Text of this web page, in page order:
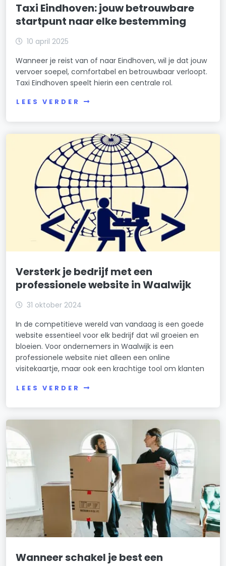
Taxi Eindhoven: jouw betrouwbare
startpunt naar elke bestemming
10 april 2025
Wanneer je reist van of naar Eindhoven, wil je dat jouw
vervoer soepel, comfortabel en betrouwbaar verloopt.
Taxi Eindhoven speelt hierin een centrale rol.
LEES VERDER
Versterk je bedrijf met een
professionele website in Waalwijk
31 oktober 2024
In de competitieve wereld van vandaag is een goede
website essentieel voor elk bedrijf dat wil groeien en
bloeien. Voor ondernemers in Waalwijk is een
professionele website niet alleen een online
visitekaartje, maar ook een krachtige tool om klanten
LEES VERDER
Wanneer schakel je best een